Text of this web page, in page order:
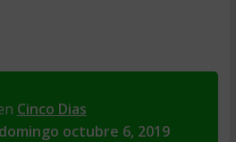
Cinco Dias
domingo octubre 6, 2019